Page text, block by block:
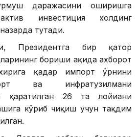
даражасини оширишга
инвестиция холдинг
тутади.
Президентга бир қатор
бориши ҳақида ахборот
қадар импорт ўрнини
ва инфратузилмани
қаратилган 26 та лойиҳани
кўриб чиқиш учун тақдим